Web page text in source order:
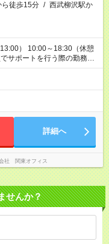
ら徒歩15分 / 西武柳沢駅か
） 10:00～18:30（休憩
サポートを行う際の勤務時
15:00）※初台、大手町拠点
詳細へ
社 関東オフィス
せんか？